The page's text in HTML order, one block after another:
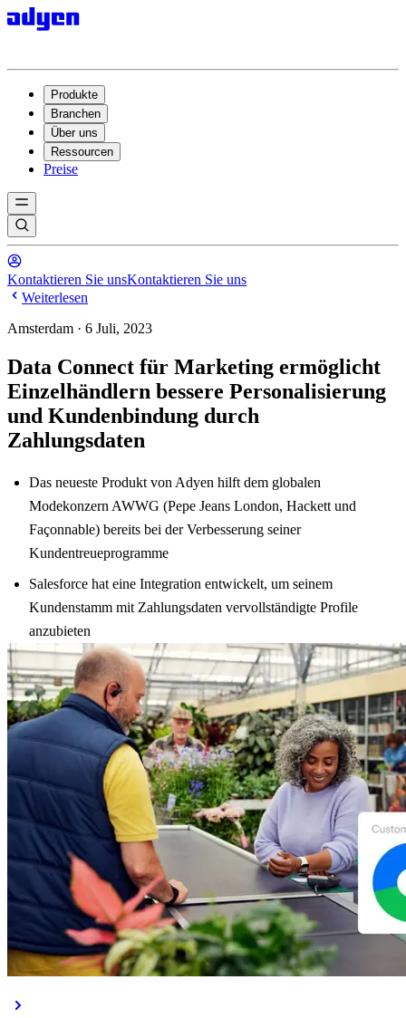
Produkte
Branchen
Über uns
Ressourcen
Preise
Kontaktieren Sie unsKontaktieren Sie uns
Weiterlesen
Amsterdam · 6 Juli, 2023
Data Connect für Marketing ermöglicht
Einzelhändlern bessere Personalisierung
und Kundenbindung durch
Zahlungsdaten
Das neueste Produkt von Adyen hilft dem globalen
Modekonzern AWWG (Pepe Jeans London, Hackett und
Façonnable) bereits bei der Verbesserung seiner
Kundentreueprogramme
Salesforce hat eine Integration entwickelt, um seinem
Kundenstamm mit Zahlungsdaten vervollständigte Profile
anzubieten